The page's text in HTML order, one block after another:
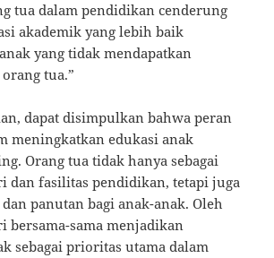
tua dalam pendidikan cenderung
akademik yang lebih baik
yang tidak mendapatkan
tua.”
dapat disimpulkan bahwa peran
meningkatkan edukasi anak
Orang tua tidak hanya sebagai
dan fasilitas pendidikan, tetapi juga
panutan bagi anak-anak. Oleh
bersama-sama menjadikan
sebagai prioritas utama dalam